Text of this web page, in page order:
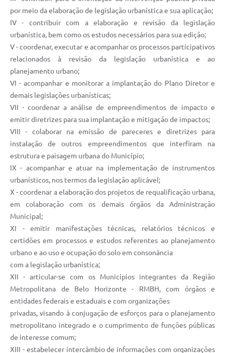
por meio da elaboração de legislação urbanística e sua aplicação;
IV - contribuir com a elaboração e revisão da legislação
urbanística, bem como os estudos necessários para sua edição;
V - coordenar, executar e acompanhar os processos participativos
relacionados à revisão da legislação urbanística e ao
planejamento urbano;
VI - acompanhar e monitorar a implantação do Plano Diretor e
demais legislações urbanísticas;
VII - coordenar a análise de empreendimentos de impacto e
emitir diretrizes para sua implantação e mitigação de impactos;
VIII - colaborar na emissão de pareceres e diretrizes para
instalação de outros empreendimentos que interfiram na
estrutura e paisagem urbana do Município;
IX - acompanhar e atuar na implementação de instrumentos
urbanísticos, nos termos da legislação aplicável;
X - coordenar a elaboração dos projetos de requalificação urbana,
em colaboração com os demais órgãos da Administração
Municipal;
XI - emitir manifestações técnicas, relatórios técnicos e
certidões em processos e estudos referentes ao planejamento
urbano e ao uso e ocupação do solo em consonância
com a legislação urbanística;
XII - articular-se com os Municípios integrantes da Região
Metropolitana de Belo Horizonte - RMBH, com órgãos e
entidades federais e estaduais e com organizações
privadas, visando à conjugação de esforços para o planejamento
metropolitano integrado e o cumprimento de funções públicas
de interesse comum;
XIII - estabelecer intercâmbio de informações com organizações